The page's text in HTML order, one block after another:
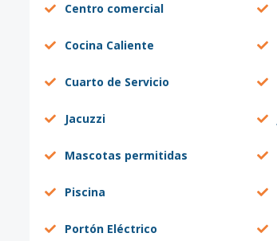
Centro comercial
Cocina Caliente
Cuarto de Servicio
Jacuzzi
Mascotas permitidas
Piscina
Portón Eléctrico